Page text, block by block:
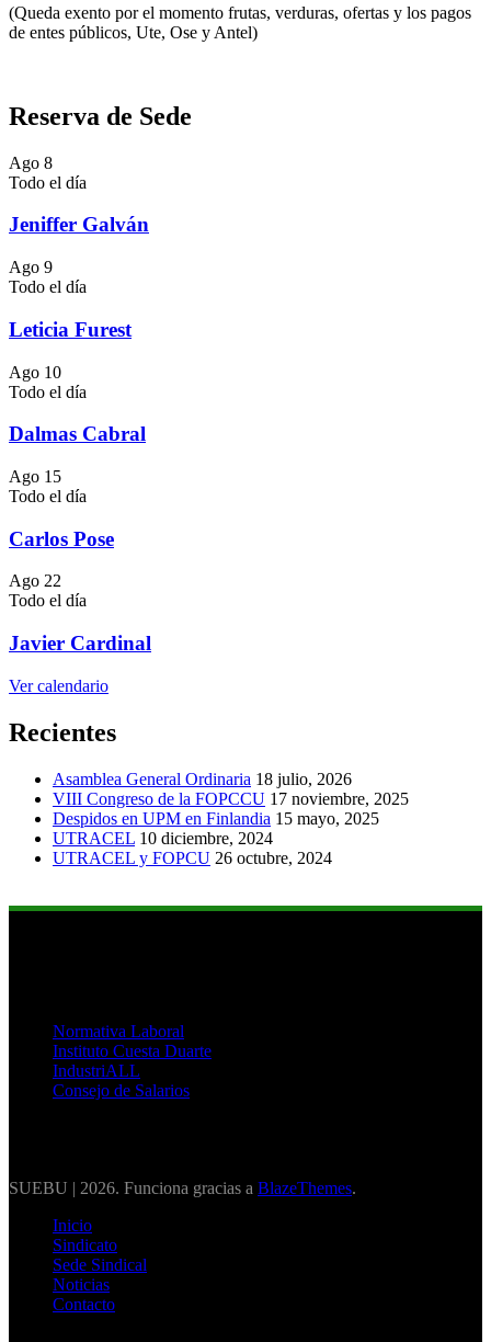
(Queda exento por el momento frutas, verduras, ofertas y los pagos
de entes públicos, Ute, Ose y Antel)
Reserva de Sede
Ago 8
Todo el día
Jeniffer Galván
Ago 9
Todo el día
Leticia Furest
Ago 10
Todo el día
Dalmas Cabral
Ago 15
Todo el día
Carlos Pose
Ago 22
Todo el día
Javier Cardinal
Ver calendario
Recientes
Asamblea General Ordinaria 18 julio, 2026
VIII Congreso de la FOPCCU 17 noviembre, 2025
Despidos en UPM en Finlandia 15 mayo, 2025
UTRACEL 10 diciembre, 2024
UTRACEL y FOPCU 26 octubre, 2024
Normativa Laboral
Instituto Cuesta Duarte
IndustriALL
Consejo de Salarios
SUEBU | 2026. Funciona gracias a BlazeThemes.
Inicio
Sindicato
Sede Sindical
Noticias
Contacto